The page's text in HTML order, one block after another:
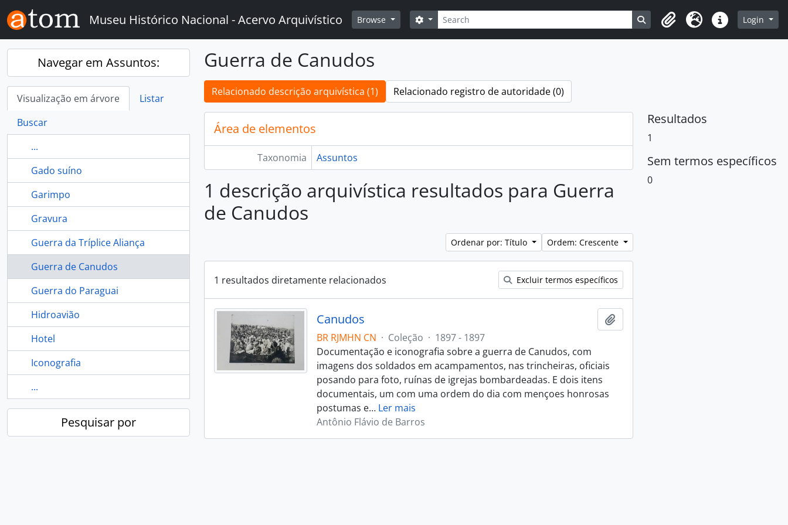
Skip to main content
Museu Histórico Nacional - Acervo Arquivístico Browse Buscar
Opções de busca Busque na página de navegação
Clipboard
Idioma Atalhos Login
Navegar em Assuntos:
Visualização em árvore
Listar
Buscar
...
Gado suíno
Garimpo
Gravura
Guerra da Tríplice Aliança
Guerra de Canudos
Guerra do Paraguai
Hidroavião
Hotel
Iconografia
...
Pesquisar por
Guerra de Canudos
Relacionado descrição arquivística (1) Relacionado registro de autoridade (0)
Área de elementos
Taxonomia Assuntos
1 descrição arquivística resultados para Guerra
de Canudos
Ordenar por: Título Ordem: Crescente
1 resultados diretamente relacionados Excluir termos específicos
Canudos
BR RJMHN CN · Coleção · 1897 - 1897
Documentação e iconografia sobre a guerra de Canudos, com
imagens dos soldados em acampamentos, nas trincheiras, oficiais
posando para foto, ruínas de igrejas bombardeadas. E dois itens
documentais, um com uma ordem do dia com mençoes honrosas
postumas e… Ler mais
Antônio Flávio de Barros
Resultados
1
Sem termos específicos
0